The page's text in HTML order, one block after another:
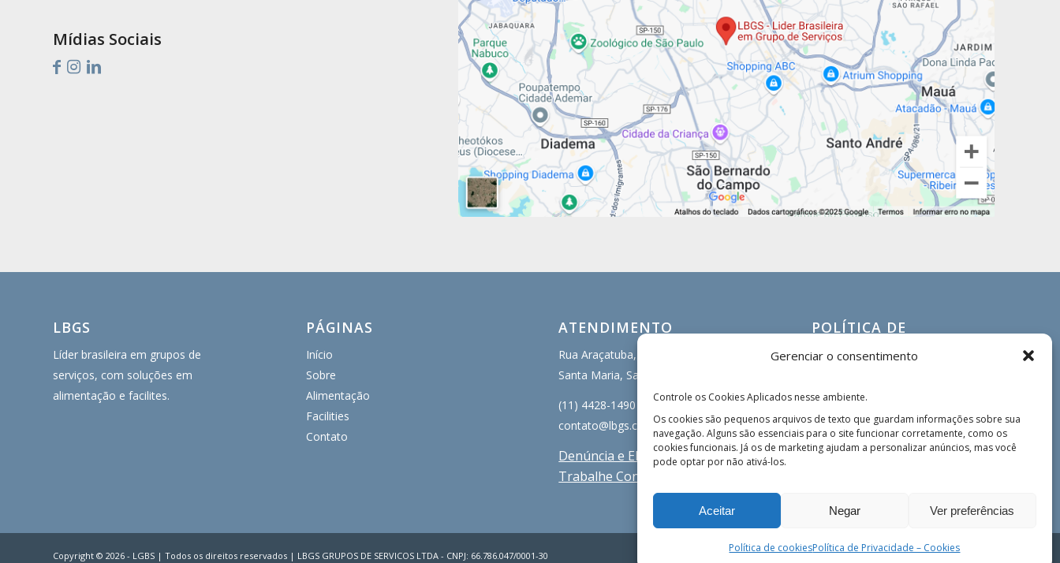
Gerenciar o consentimento
Controle os Cookies Aplicados nesse ambiente.
Os cookies são pequenos arquivos de texto que guardam informações sobre sua
navegação. Alguns são essenciais para o site funcionar corretamente, como os
cookies funcionais. Já os de marketing ajudam a personalizar anúncios, mas você
pode optar por não ativá-los.
Aceitar Negar Ver preferências
Política de cookiesPolítica de Privacidade – Cookies
Mídias Sociais
LBGS
Líder brasileira em grupos de
serviços, com soluções em
alimentação e facilites.
PÁGINAS
Início
Sobre
Alimentação
Facilities
Contato
ATENDIMENTO
Rua Araçatuba, 400
Santa Maria, Santo André/SP
(11) 4428-1490
contato@lbgs.com.br
Denúncia e Elogio
Trabalhe Conosco
POLÍTICA DE
Copyright © 2026 - LGBS | Todos os direitos reservados | LBGS GRUPOS DE SERVICOS LTDA - CNPJ: 66.786.047/0001-30